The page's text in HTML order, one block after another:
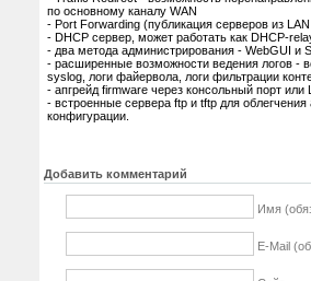
по основному каналу WAN
- Port Forwarding (публикация серверов из
- DHCP сервер, может работать как DHCP-
- два метода администрирования - WebGUI и
- расширенные возможности ведения логов -
syslog, логи файервола, логи фильтрации
- апгрейд firmware через консольный порт или
- встроенные сервера ftp и tftp для
конфигурации.
Добавить комментарий
Имя
E-Mail